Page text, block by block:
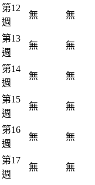
第12
週
無 無
第13
週
無 無
第14
週
無 無
第15
週
無 無
第16
週
無 無
第17
週
無 無